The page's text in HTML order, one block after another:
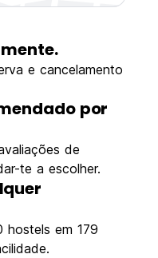
e cancelamento
por
de
te a escolher.
hostels em 179